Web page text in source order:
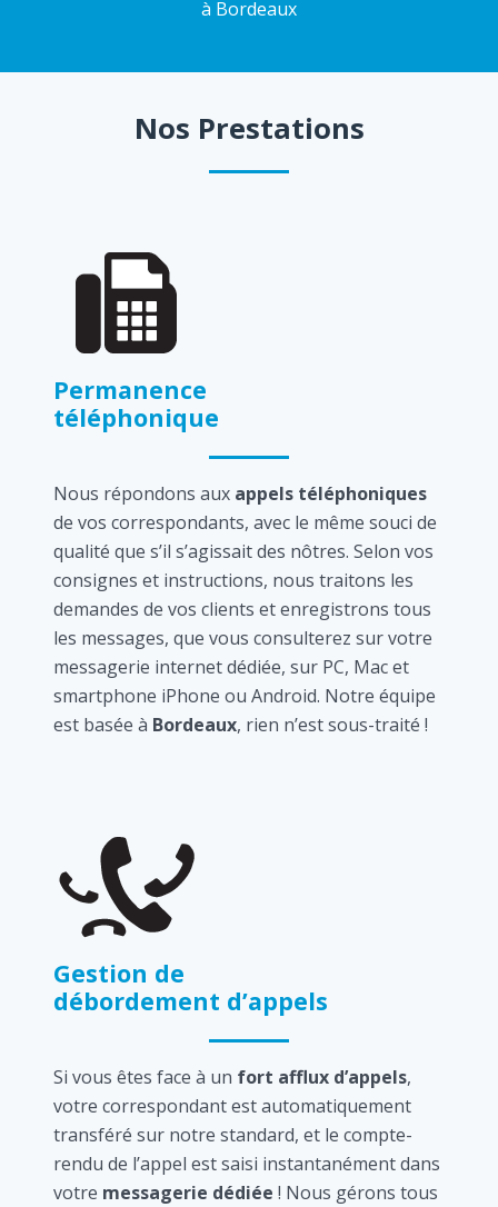
à Bordeaux
Nos Prestations
Permanence
téléphonique
Nous répondons aux appels téléphoniques
de vos correspondants, avec le même souci de
qualité que s’il s’agissait des nôtres. Selon vos
consignes et instructions, nous traitons les
demandes de vos clients et enregistrons tous
les messages, que vous consulterez sur votre
messagerie internet dédiée, sur PC, Mac et
smartphone iPhone ou Android. Notre équipe
est basée à Bordeaux, rien n’est sous-traité !
Gestion de
débordement d’appels
Si vous êtes face à un fort afflux d’appels,
votre correspondant est automatiquement
transféré sur notre standard, et le compte-
rendu de l’appel est saisi instantanément dans
votre messagerie dédiée ! Nous gérons tous